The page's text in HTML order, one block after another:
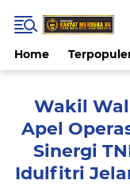
Home
Wakil
Apel
Sinergi
Idulfitri